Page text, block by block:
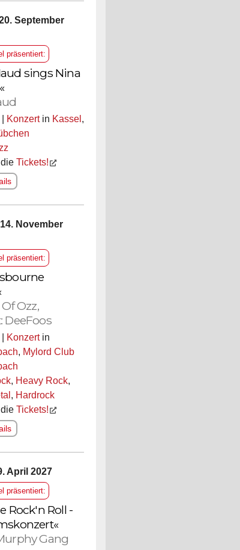
September
präsentiert:
sings Nina
Konzertin Kassel ,
Tickets!
November
präsentiert:
Ozz,
DeeFoos
Konzertin
, Mylord Club
, Heavy Rock,
, Hardrock
Tickets!
April 2027
präsentiert:
Rock'n Roll -
Gang